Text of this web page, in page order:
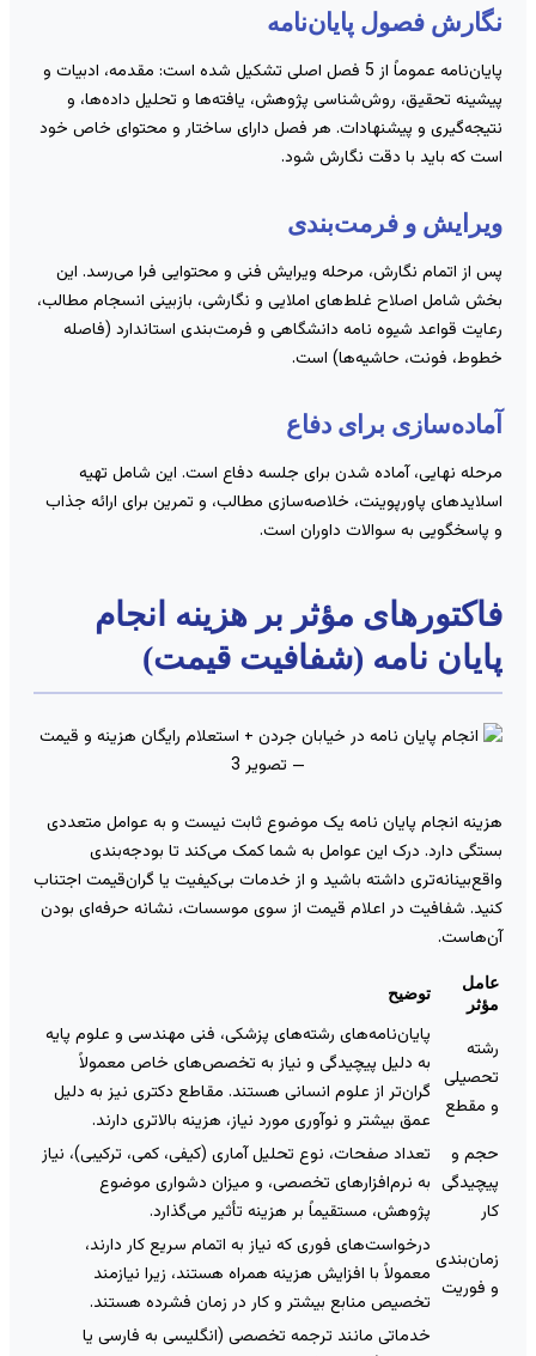
فصول پایان‌نامه
پایان‌نامه عموماً از 5 فصل اصلی تشکیل شده است: مقدمه، ادبیات و
تحقیق، روش‌شناسی پژوهش، یافته‌ها و تحلیل داده‌ها، و
و پیشنهادات. هر فصل دارای ساختار و محتوای خاص خود
که باید با دقت نگارش شود.
و فرمت‌بندی
از اتمام نگارش، مرحله ویرایش فنی و محتوایی فرا می‌رسد. این
شامل اصلاح غلط‌های املایی و نگارشی، بازبینی انسجام مطالب،
قواعد شیوه نامه دانشگاهی و فرمت‌بندی استاندارد (فاصله
فونت، حاشیه‌ها) است.
برای دفاع
نهایی، آماده شدن برای جلسه دفاع است. این شامل تهیه
پاورپوینت، خلاصه‌سازی مطالب، و تمرین برای ارائه جذاب
پاسخگویی به سوالات داوران است.
مؤثر بر هزینه انجام
نامه (شفافیت قیمت)
انجام پایان نامه یک موضوع ثابت نیست و به عوامل متعددی
دارد. درک این عوامل به شما کمک می‌کند تا بودجه‌بندی
داشته باشید و از خدمات بی‌کیفیت یا گران‌قیمت اجتناب
شفافیت در اعلام قیمت از سوی موسسات، نشانه حرفه‌ای بودن
توضیح
تحصیلی
و مقطع
پایان‌نامه‌های رشته‌های پزشکی، فنی مهندسی و علوم پایه
به دلیل پیچیدگی و نیاز به تخصص‌های خاص معمولاً
گران‌تر از علوم انسانی هستند. مقاطع دکتری نیز به دلیل
عمق بیشتر و نوآوری مورد نیاز، هزینه بالاتری دارند.
حجم و
پیچیدگی
تعداد صفحات، نوع تحلیل آماری (کیفی، کمی، ترکیبی)، نیاز
به نرم‌افزارهای تخصصی، و میزان دشواری موضوع
پژوهش، مستقیماً بر هزینه تأثیر می‌گذارد.
زمان‌بندی
و فوریت
درخواست‌های فوری که نیاز به اتمام سریع کار دارند،
معمولاً با افزایش هزینه همراه هستند، زیرا نیازمند
تخصیص منابع بیشتر و کار در زمان فشرده هستند.
خدماتی مانند ترجمه تخصصی (انگلیسی به فارسی یا